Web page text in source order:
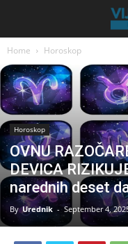
Home Horoskop
Horoskop
OVNU
DEVICA
narednih deset
By Urednik - September 4,